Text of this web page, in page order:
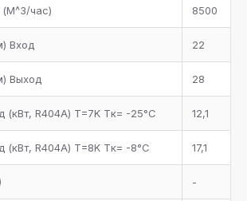
(М^3/час) 8500
Вход 22
Выход 28
(кВт, R404A) T=7K Tк= -25°С 12,1
(кВт, R404A) T=8K Tк= -8°С 17,1
-